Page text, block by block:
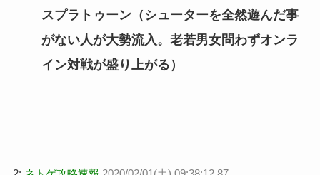
スプラトゥーン（シューターを全然遊んだ事
がない人が大勢流入。老若男女問わずオンラ
イン対戦が盛り上がる）